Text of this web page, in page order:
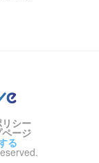
シー
ージ
る